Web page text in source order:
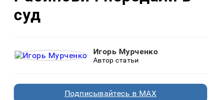
суд
Игорь Мурченко
Автор статьи
Подписывайтесь в MAX